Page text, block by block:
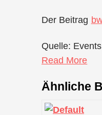
Der Beitrag
Quelle:
Read More
Ähnliche